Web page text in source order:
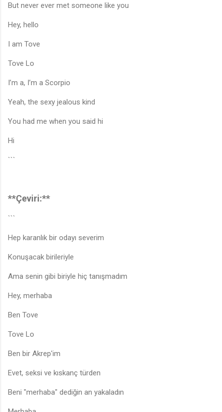
But never ever met someone like you
Hey, hello
I am Tove
Tove Lo
I’m a, I’m a Scorpio
Yeah, the sexy jealous kind
You had me when you said hi
Hi
```
**Çeviri:**
```
Hep karanlık bir odayı severim
Konuşacak birileriyle
Ama senin gibi biriyle hiç tanışmadım
Hey, merhaba
Ben Tove
Tove Lo
Ben bir Akrep'im
Evet, seksi ve kıskanç türden
Beni "merhaba" dediğin an yakaladın